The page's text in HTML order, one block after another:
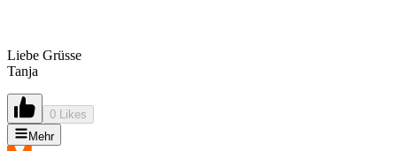
Liebe Grüsse
Tanja
0 Likes
Mehr